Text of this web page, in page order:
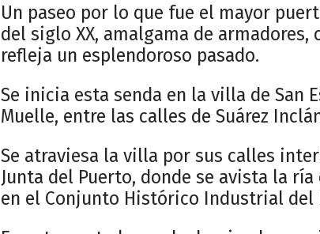
Un paseo por lo que fue el mayor
del siglo XX, amalgama de
refleja un esplendoroso pasado.
Se inicia esta senda en la villa de San
Muelle, entre las calles de Suárez
Se atraviesa la villa por sus calles
Junta del Puerto, donde se avista la
en el Conjunto Histórico Industrial del